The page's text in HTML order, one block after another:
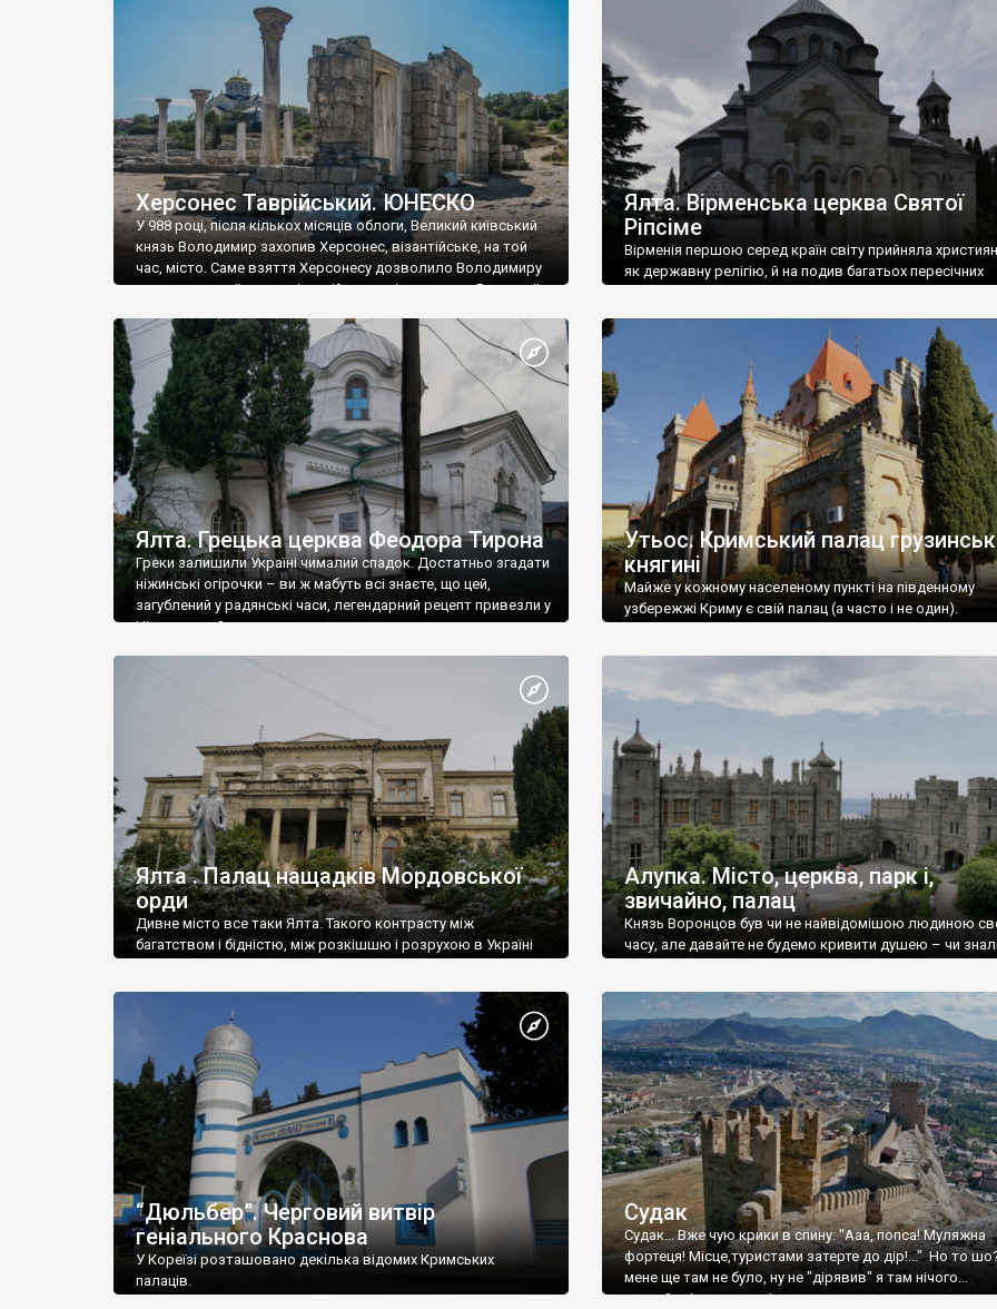
візантійської доби. Раритети викрадені з фондів об’єкту
культурної спадщини ЮНЕСКО «Херсонеса Таврійського».
Офіційно – на виставку «Золото Візантії», але експерти та
влада в Україні вважають це лише […]
називаються «повстяками» (postaki)…” “Вино. Крим
виробляє відмінне вино і його вдосталь: воно все
легке біле і дуже […]
Херсонес Таврійський. ЮНЕСКО
У 988 році, після кількох місяців облоги, Великий київський
князь Володимир захопив Херсонес, візантійське, на той
час, місто. Саме взяття Херсонесу дозволило Володимиру
диктувати свої умови візантійському імператору Василю ІІ,
Херсонесі Володимир-язичник, став Василем-
християнином. А потім було Хрещення Русі. На честь
Херсонесу Таврійського названо місто […]
Ялта. Вірменська церква Святої
Ріпсіме
Вірменія першою серед країн світу прийняла
як державну релігію, й на подив багатьох пересічних
Ялта. Грецька церква Феодора Тирона
Греки залишили Україні чималий спадок. Достатньо згадати
ніжинські огірочки – ви ж мабуть всі знаєте, що цей,
загублений у радянські часи, легендарний рецепт привезли у
Ніжин греки?
Утьос. Кримський палац
княгині
Майже у кожному населеному пункті на південному
узбережжі Криму є свій палац (а часто і не один).
Ялта . Палац нащадків Мордовської
орди
Дивне місто все таки Ялта. Такого контрасту між
багатством і бідністю, між розкішшю і розрухою в Україні
Алупка. Місто, церква, парк і,
звичайно, палац
Князь Воронцов був чи не найвідомішою людиною
часу, але давайте не будемо кривити душею – чи
“Дюльбер”. Черговий витвір
геніального Краснова
У Кореїзі розташовано декілька відомих Кримських
палаців.
Судак
Судак... Вже чую крики в спину: "Ааа, попса! Муляжна
фортеця! Місце,туристами затерте до дір!..." Но то
мене ще там не було, ну не "дірявив" я там нічого...
принаймні до цього літа.